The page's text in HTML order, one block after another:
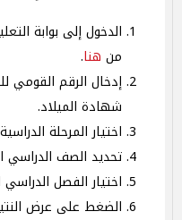
الدخول إلى بوابة
من هنا.
إدخال الرقم
شهادة الميلاد.
اختيار المرحلة
تحديد الصف الدراسي
اختيار الفصل الدراسي
الضغط على عرض